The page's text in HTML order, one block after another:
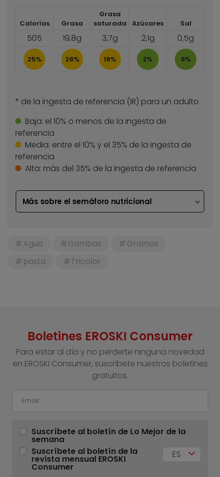
Calorías Grasa
Grasa
saturada
Azúcares Sal
505 19,8g 3,7g 2,1g 0,5g
25% 28% 18% 2% 9%
* de la ingesta de referencia (IR) para un adulto
Baja: el 10% o menos de la ingesta de
referencia
Media: entre el 10% y el 35% de la ingesta de
referencia
Alta: más del 35% de la ingesta de referencia
Más sobre el semáforo nutricional
Agua Gambas
Gramos
pasta
Tricolor
Boletines EROSKI Consumer
Para estar al día y no perderte ninguna novedad
en EROSKI Consumer, suscríbete nuestros boletines
gratuitos.
Suscríbete al boletín de Lo Mejor de la
semana
Suscríbete al boletín de la
revista mensual EROSKI
Consumer
ES